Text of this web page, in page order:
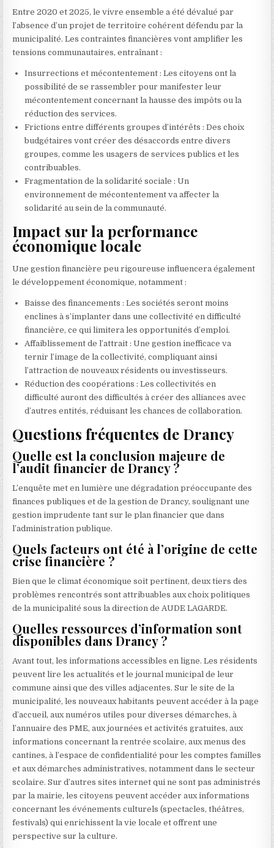
Entre 2020 et 2025, le vivre ensemble a été dévalué par
l’absence d’un projet de territoire cohérent défendu par la
municipalité. Les contraintes financières vont amplifier les
tensions communautaires, entraînant :
Insurrections et mécontentement : Les citoyens ont la
possibilité de se rassembler pour manifester leur
mécontentement concernant la hausse des impôts ou la
réduction des services.
Frictions entre différents groupes d’intérêts : Des choix
budgétaires vont créer des désaccords entre divers
groupes, comme les usagers de services publics et les
contribuables.
Fragmentation de la solidarité sociale : Un
environnement de mécontentement va affecter la
solidarité au sein de la communauté.
Impact sur la performance
économique locale
Une gestion financière peu rigoureuse influencera également
le développement économique, notamment :
Baisse des financements : Les sociétés seront moins
enclines à s’implanter dans une collectivité en difficulté
financière, ce qui limitera les opportunités d’emploi.
Affaiblissement de l’attrait : Une gestion inefficace va
ternir l’image de la collectivité, compliquant ainsi
l’attraction de nouveaux résidents ou investisseurs.
Réduction des coopérations : Les collectivités en
difficulté auront des difficultés à créer des alliances avec
d’autres entités, réduisant les chances de collaboration.
Questions fréquentes de Drancy
Quelle est la conclusion majeure de
l’audit financier de Drancy ?
L’enquête met en lumière une dégradation préoccupante des
finances publiques et de la gestion de Drancy, soulignant une
gestion imprudente tant sur le plan financier que dans
l’administration publique.
Quels facteurs ont été à l’origine de cette
crise financière ?
Bien que le climat économique soit pertinent, deux tiers des
problèmes rencontrés sont attribuables aux choix politiques
de la municipalité sous la direction de AUDE LAGARDE.
Quelles ressources d’information sont
disponibles dans Drancy ?
Avant tout, les informations accessibles en ligne. Les résidents
peuvent lire les actualités et le journal municipal de leur
commune ainsi que des villes adjacentes. Sur le site de la
municipalité, les nouveaux habitants peuvent accéder à la page
d’accueil, aux numéros utiles pour diverses démarches, à
l’annuaire des PME, aux journées et activités gratuites, aux
informations concernant la rentrée scolaire, aux menus des
cantines, à l’espace de confidentialité pour les comptes familles
et aux démarches administratives, notamment dans le secteur
scolaire. Sur d’autres sites internet qui ne sont pas administrés
par la mairie, les citoyens peuvent accéder aux informations
concernant les événements culturels (spectacles, théâtres,
festivals) qui enrichissent la vie locale et offrent une
perspective sur la culture.